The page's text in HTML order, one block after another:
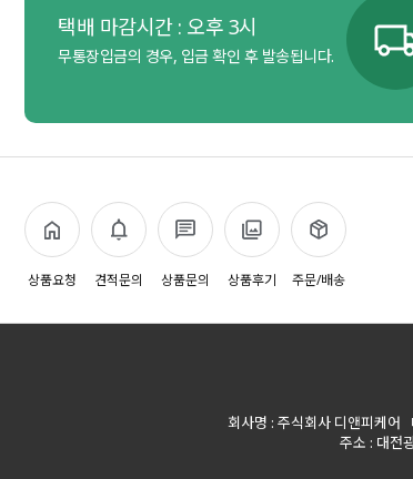
택배 마감시간 : 오후 3시
무통장입금의 경우, 입금 확인 후 발송됩니다.
상품요청 견적문의 상품문의 상품후기 주문/배송
회사명 : 주식회사 디앤피케
주소 : 대전